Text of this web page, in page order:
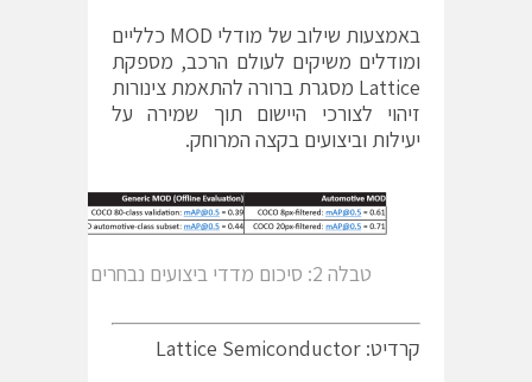
באמצעות שילוב של מודלי MOD כלליים
ומודלים משיקים לעולם הרכב, מספקת
Lattice מסגרת ברורה להתאמת צינורות
זיהוי לצורכי היישום תוך שמירה על
יעילות וביצועים בקצה המרוחק.
טבלה 2: סיכום מדדי ביצועים נבחרים
קרדיט: Lattice Semiconductor